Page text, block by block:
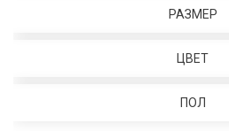
РАЗМЕР
ЦВЕТ
ПОЛ